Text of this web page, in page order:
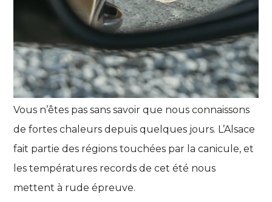
Vous n’êtes pas sans savoir que nous connaissons
de fortes chaleurs depuis quelques jours. L’Alsace
fait partie des régions touchées par la canicule, et
les températures records de cet été nous
mettent à rude épreuve.